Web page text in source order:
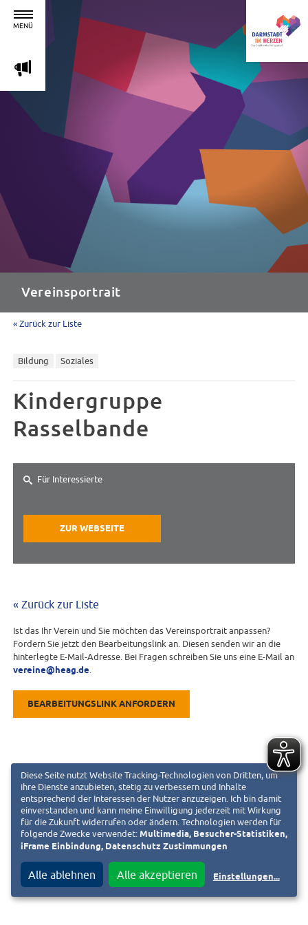
MENÜ
m
Vereinsportrait
« Zurück zur Liste
Bildung Soziales
Kindergruppe
Rasselbande
Für Interessierte
ZUR WEBSEITE
« Zurück zur Liste
Ist das Ihr Verein und Sie möchten das Vereinsportrait anpassen?
Fordern Sie jetzt den Bearbeitungslink an. Diesen senden wir an die
hinterlegte E-Mail-Adresse. Bei Fragen schreiben Sie uns eine E-Mail an
vereine@heag.de.
BEARBEITUNGSLINK ANFORDERN
Diese Seite nutzt Website Tracking-Technologien von Dritten, um
ihre Dienste anzubieten, stetig zu verbessern und Inhalte
entsprechend der Interessen der Nutzer anzuzeigen. Ich bin damit
einverstanden und kann meine Einwilligung jederzeit mit Wirkung
für die Zukunft widerrufen oder ändern. Technologien werden für
folgende Zwecke verwendet: Multimedia, Besucher-Statistiken,
iFrame Einbindung, Datenschutz Zustimmungen
Alle ablehnen Alle akzeptieren Einstellungen...